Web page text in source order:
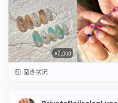
¥7,000
空き状況